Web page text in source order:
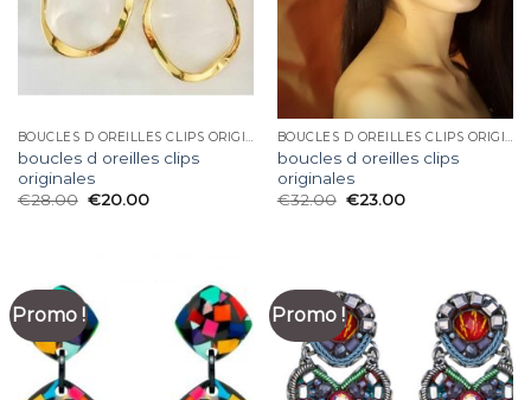
BOUCLES D OREILLES CLIPS ORIGINALES
boucles d oreilles clips
originales
€28.00 €20.00
BOUCLES D OREILLES CLIPS ORIGINALES
boucles d oreilles clips
originales
€32.00 €23.00
Promo ! Promo !